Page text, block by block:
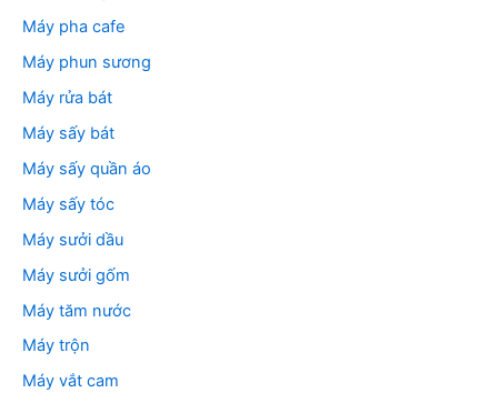
Máy pha cafe
Máy phun sương
Máy rửa bát
Máy sấy bát
Máy sấy quần áo
Máy sấy tóc
Máy sưởi dầu
Máy sưởi gốm
Máy tăm nước
Máy trộn
Máy vắt cam